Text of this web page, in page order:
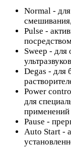
Normal -
Pulse -
Sweep - для
Degas - для
Power
для
применений
Pause -
Auto Start -